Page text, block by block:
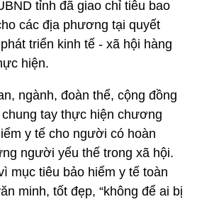
tỉnh đã giao chỉ tiêu bao
các địa phương tại quyết
triển kinh tế - xã hội hàng
hiện.
ngành, đoàn thể, cộng đồng
tay thực hiện chương
y tế cho người có hoàn
người yếu thế trong xã hội.
mục tiêu bảo hiểm y tế toàn
minh, tốt đẹp, “không để ai bị